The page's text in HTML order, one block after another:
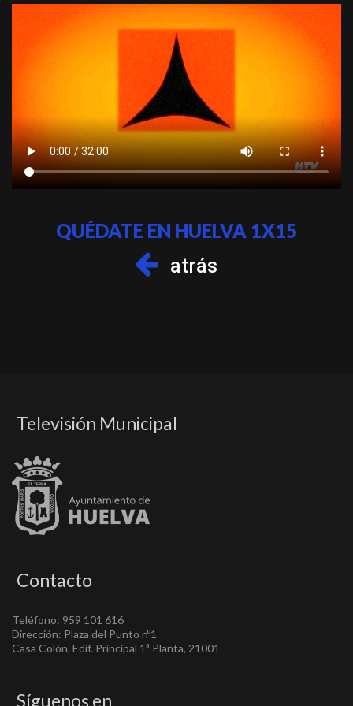
QUÉDATE EN HUELVA 1X15
atrás
Televisión Municipal
Contacto
Teléfono: 959 101 616
Dirección: Plaza del Punto nº1
Casa Colón, Edif. Principal 1ª Planta, 21001
Síguenos en